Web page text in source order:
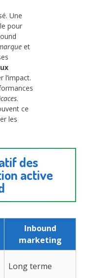
Une
pour
et
l’impact.
.
ce
les
des
active
Inbound
marketing
Long terme